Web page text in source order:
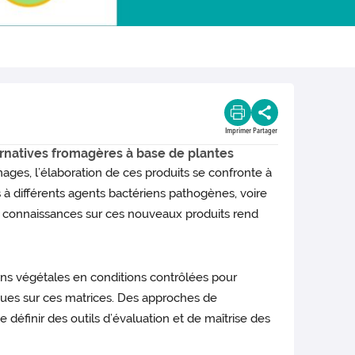
Imprimer Partager
fromagères à base de plantes
l’élaboration de ces produits se confronte à
différents agents bactériens pathogènes, voire
sur ces nouveaux produits rend
végétales en conditions contrôlées pour
sur ces matrices. Des approches de
des outils d’évaluation et de maîtrise des